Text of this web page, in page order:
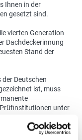
Ihnen in der
gesetzt sind.
vierten Generation
Dachdeckerinnung
Stand der
der Deutschen
ist, muss
unter
steigen Ihnen aufs